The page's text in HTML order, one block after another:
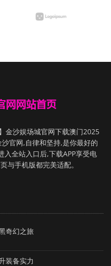
金沙娱场城官网下载澳门2025
官网,自律和坚持,是你最好的
全站入口后,下载APP享受电
与手机版都完美适配。
奇幻之旅
装备实力